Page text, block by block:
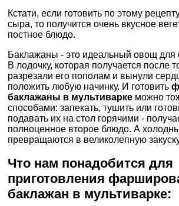
Кстати, если готовить по этому
сыра, то получится очень вкусное
постное блюдо.
Баклажаны - это идеальный овощ
В лодочку, которая получается после
разрезали его пополам и вынули
положить любую начинку. И готовить
баклажаны в мультиварке можно
способами: запекать, тушить или
подавать их на стол горячими -
полноценное второе блюдо. А
превращаются в великолепную
Что нам понадобится для
приготовления
баклажан в мультиварке: